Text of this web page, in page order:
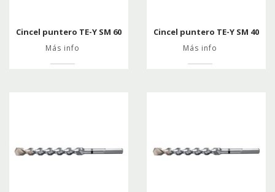
Cincel puntero TE-Y SM 60
Más info
Cincel puntero TE-Y SM 40
Más info